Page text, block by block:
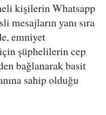
kişilerin Whatsapp
mesajların yanı sıra
emniyet
şüphelilerin cep
bağlanarak basit
sahip olduğu